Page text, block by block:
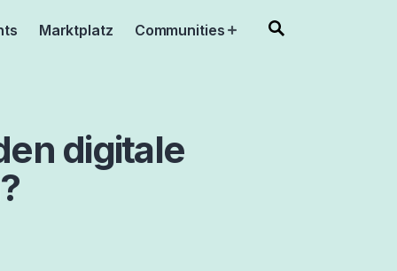
Marktplatz Communities Open
digitale